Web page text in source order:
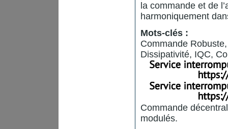
la commande et de
harmoniquement
Mots-clés :
Commande
Dissipativité, IQC,
Commande
modulés.